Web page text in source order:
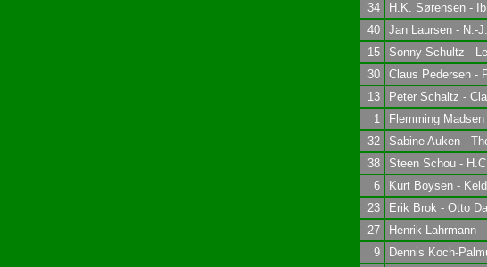
34
H.K. Sørensen -
40
Jan Laursen - N.-
15
Sonny Schultz -
30
Claus Pedersen -
13
Peter Schaltz -
1
Flemming
32
Sabine Auken -
38
Steen Schou -
6
Kurt Boysen -
23
Erik Brok - Otto
27
Henrik Lahrmann
9
Dennis Koch-